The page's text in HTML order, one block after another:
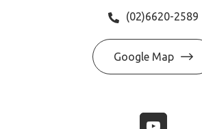
(02)6620-2589
Google Map